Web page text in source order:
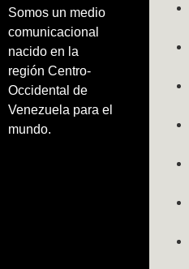
Somos un medio
comunicacional
nacido en la
región Centro-
Occidental de
Venezuela para el
mundo.